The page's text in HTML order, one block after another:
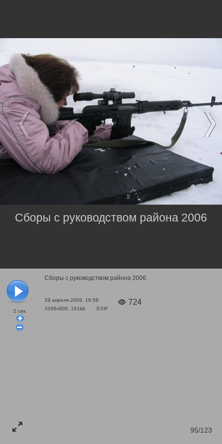
2 сек.
Сборы с руководством района 2006
29 апреля 2009, 16:59
1066x800, 161kb
EXIF
724
95/123
Сборы с руководством района 2006